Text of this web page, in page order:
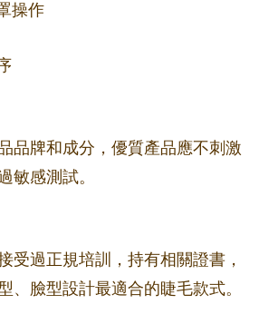
操作
品牌和成分，優質產品應不刺激
敏感測試。
受過正規培訓，持有相關證書，
、臉型設計最適合的睫毛款式。